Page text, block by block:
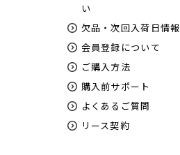
い
欠品・次回入荷日情報
会員登録について
ご購入方法
購入前サポート
よくあるご質問
リース契約